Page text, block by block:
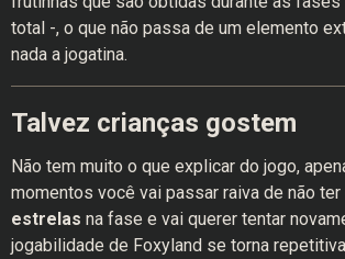
total -, o que não passa de um elemento
nada a jogatina.
Talvez crianças gostem
Não tem muito o que explicar do jogo,
momentos você vai passar raiva de não
estrelas na fase e vai querer tentar
jogabilidade de Foxyland se torna